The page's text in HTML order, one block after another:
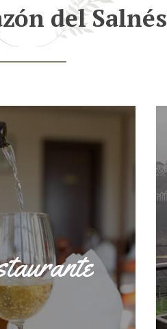
del Salnés